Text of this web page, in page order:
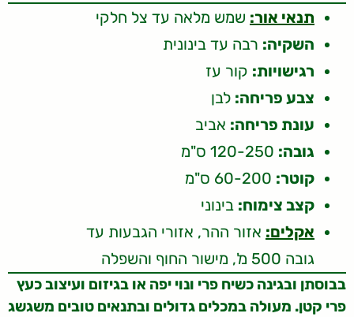
תנאי אור: שמש מלאה עד צל חלקי
השקיה: רבה עד בינונית
רגישויות: קור עז
צבע פריחה: לבן
עונת פריחה: אביב
גובה:
קוטר:
קצב צימוח: בינוני
אקלים: אזור ההר, אזורי הגבעות עד
גובה 500 מ', מישור החוף והשפלה
בבוסתן ובגינה כשיח פרי ונוי יפה או בגיזום ועיצוב כעץ
פרי קטן. מעולה במכלים גדולים ובתנאים טובים משגשג